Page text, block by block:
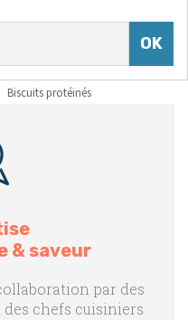
Biscuits protéinés
& saveur
par des
chefs cuisiniers